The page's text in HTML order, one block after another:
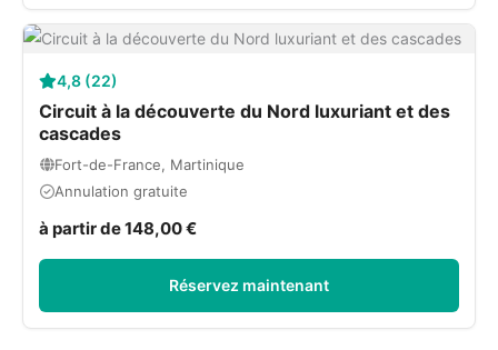
4,8 (22)
Circuit à la découverte du Nord luxuriant et des
cascades
Fort-de-France, Martinique
Annulation gratuite
à partir de 148,00 €
Réservez maintenant